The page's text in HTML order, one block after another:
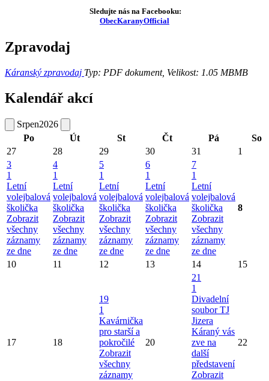
Sledujte nás na Facebooku:
ObecKaranyOfficial
Zpravodaj
Káranský zpravodaj Typ: PDF dokument, Velikost: 1.05 MBMB
Kalendář akcí
Srpen2026
Po
Út St Čt Pá
So
27
28 29 30 31
1
3
1
Letní
volejbalová
školička
Zobrazit
všechny
záznamy
ze dne
4
1
Letní
volejbalová
školička
Zobrazit
všechny
záznamy
ze dne
5
1
Letní
volejbalová
školička
Zobrazit
všechny
záznamy
ze dne
6
1
Letní
volejbalová
školička
Zobrazit
všechny
záznamy
ze dne
7
1
Letní
volejbalová
školička
Zobrazit
všechny
záznamy
ze dne
8
10 11 12 13 14 15
17 18
19
1
Kavárnička
pro starší a
pokročilé
Zobrazit
všechny
záznamy
20
21
1
Divadelní
soubor TJ
Jizera
Káraný vás
zve na
další
představení
Zobrazit
22